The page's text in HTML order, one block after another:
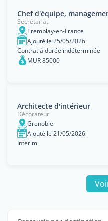
Chef d'équipe,
Secrétariat
Tremblay-en-France
Ajouté le 25/05/2026
Contrat à durée indéterminée
MUR 85000
Architecte d'intérieur
Décorateur
Grenoble
Ajouté le 21/05/2026
Intérim